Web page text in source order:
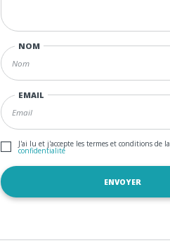
NOM
EMAIL
J'ai lu et j'accepte les termes et conditions de la
confidentialité